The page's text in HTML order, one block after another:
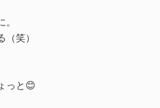
笑）
っと😊